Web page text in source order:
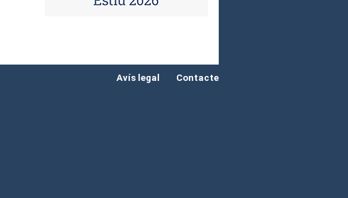
Avís legal Contacte